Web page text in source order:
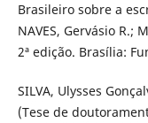
Brasileiro sobre a
NAVES, Gervásio R.;
2ª edição. Brasília:
SILVA, Ulysses
(Tese de